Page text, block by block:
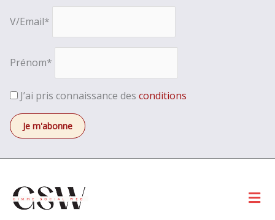
V/Email*
Prénom*
J’ai pris connaissance des conditions